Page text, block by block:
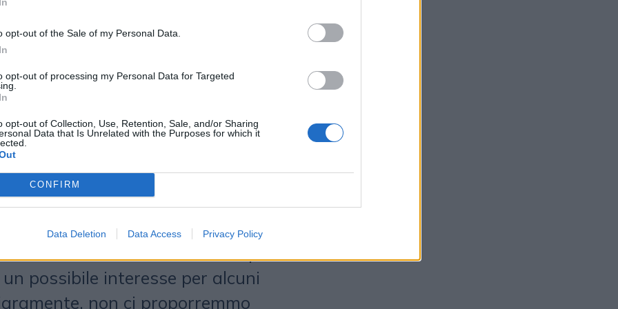
opt-out of the Sale of my Personal Data.
opt-out of processing my Personal Data for Targeted
opt-out of Collection, Use, Retention, Sale, and/or Sharing
Data that Is Unrelated with the Purposes for which it
CONFIRM
Data Deletion Data Access Privacy Policy
daVivendinel dicembre 2024, e
della famiglia Bolloré acquisire
di marketing rivali con
fa, Vincent Bolloré, padre di
partecipazione inAegis Group
con Havas. Quell’operazione
e Aegis alla fine è stato venduto
ora sembra intenzionata a
attività internazionali. Non
possibile interesse per alcuni
non ci proporremmo